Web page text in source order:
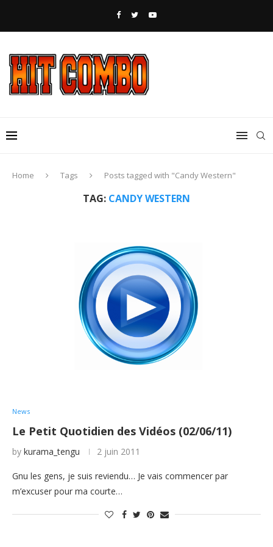
Home Tags Posts tagged with "Candy Western"
TAG: CANDY WESTERN
News
Le Petit Quotidien des Vidéos (02/06/11)
by kurama_tengu 2 juin 2011
Gnu les gens, je suis reviendu… Je vais commencer par
m’excuser pour ma courte…